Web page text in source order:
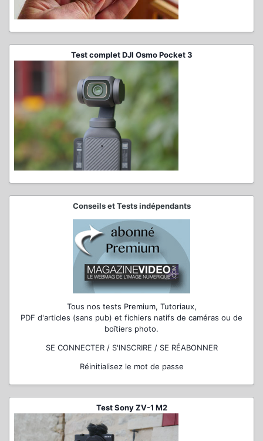
Test complet DJI Osmo Pocket 3
Conseils et Tests indépendants
Tous nos tests Premium, Tutoriaux,
PDF d'articles (sans pub) et fichiers natifs de caméras ou de
boîtiers photo.
SE CONNECTER / S'INSCRIRE / SE RÉABONNER
Réinitialisez le mot de passe
Test Sony ZV-1 M2